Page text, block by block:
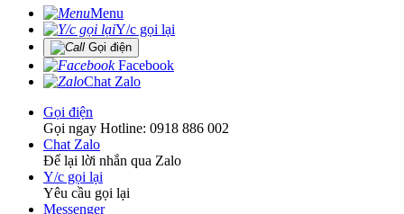
Menu
Y/c gọi lại
Gọi điện
Facebook
Chat Zalo
Gọi điện
Gọi ngay Hotline: 0918 886 002
Chat Zalo
Để lại lời nhắn qua Zalo
Y/c gọi lại
Yêu cầu gọi lại
Messenger